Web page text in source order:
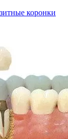
коронки